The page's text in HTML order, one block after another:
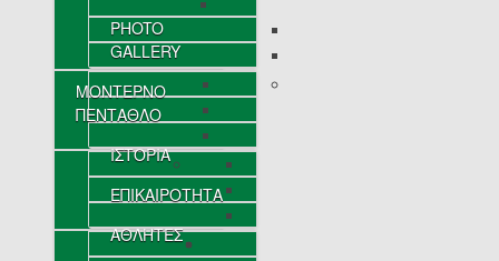
PHOTO
GALLERY
ΜΟΝΤΕΡΝΟ
ΠΕΝΤΑΘΛΟ
ΙΣΤΟΡΙΑ
ΕΠΙΚΑΙΡΟΤΗΤΑ
ΑΘΛΗΤΕΣ